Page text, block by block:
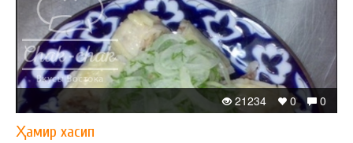
0
0
21234
Ҳамир хасип